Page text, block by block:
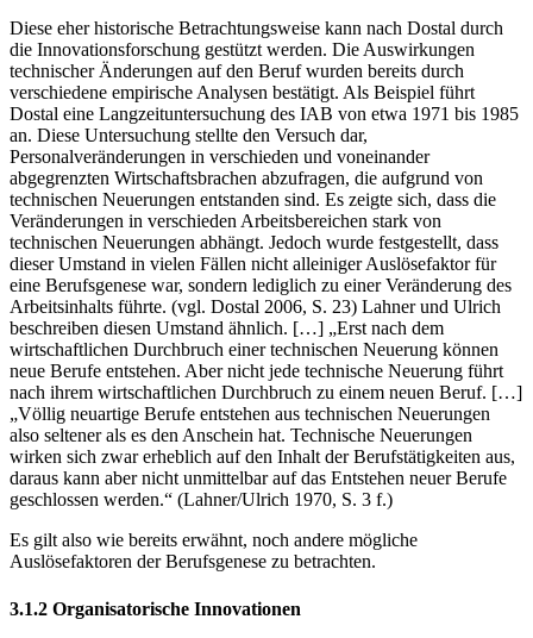
Diese eher historische Betrachtungsweise kann nach Dostal durch
die Innovationsforschung gestützt werden. Die Auswirkungen
technischer Änderungen auf den Beruf wurden bereits durch
verschiedene empirische Analysen bestätigt. Als Beispiel führt
Dostal eine Langzeituntersuchung des IAB von etwa 1971 bis 1985
an. Diese Untersuchung stellte den Versuch dar,
Personalveränderungen in verschieden und voneinander
abgegrenzten Wirtschaftsbrachen abzufragen, die aufgrund von
technischen Neuerungen entstanden sind. Es zeigte sich, dass die
Veränderungen in verschieden Arbeitsbereichen stark von
technischen Neuerungen abhängt. Jedoch wurde festgestellt, dass
dieser Umstand in vielen Fällen nicht alleiniger Auslösefaktor für
eine Berufsgenese war, sondern lediglich zu einer Veränderung des
Arbeitsinhalts führte. (vgl. Dostal 2006, S. 23) Lahner und Ulrich
beschreiben diesen Umstand ähnlich. […] „Erst nach dem
wirtschaftlichen Durchbruch einer technischen Neuerung können
neue Berufe entstehen. Aber nicht jede technische Neuerung führt
nach ihrem wirtschaftlichen Durchbruch zu einem neuen Beruf. […]
„Völlig neuartige Berufe entstehen aus technischen Neuerungen
also seltener als es den Anschein hat. Technische Neuerungen
wirken sich zwar erheblich auf den Inhalt der Berufstätigkeiten aus,
daraus kann aber nicht unmittelbar auf das Entstehen neuer Berufe
Es gilt also wie bereits erwähnt, noch andere mögliche